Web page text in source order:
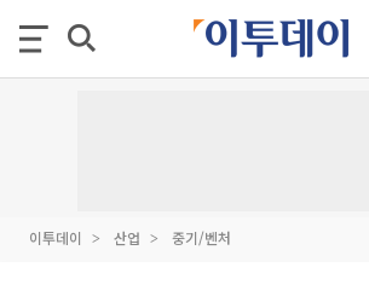
이투데이 산업 중기/벤처